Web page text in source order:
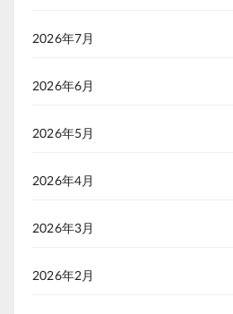
2026年7月
2026年6月
2026年5月
2026年4月
2026年3月
2026年2月